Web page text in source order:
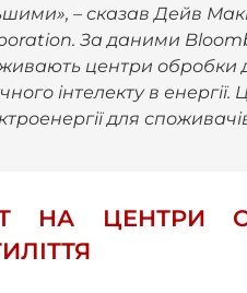
– сказав Дейв
За даними
центри обробки
інтелекту в
для
НА ЦЕНТРИ